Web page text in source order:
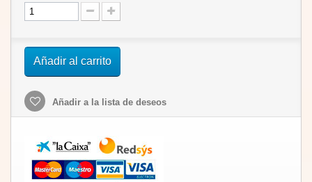
Añadir al carrito
Añadir a la lista de deseos